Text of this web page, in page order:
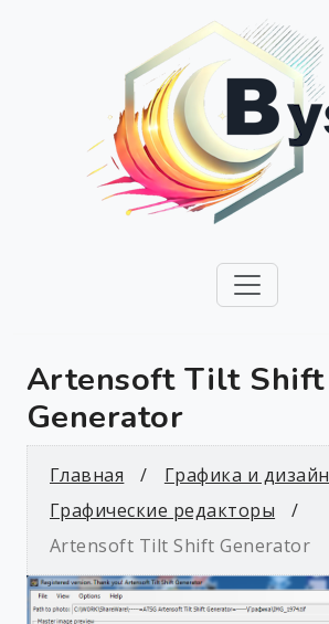
Artensoft Tilt Shift
Generator
Главная
Графика и дизайн
Графические редакторы
Artensoft Tilt Shift Generator